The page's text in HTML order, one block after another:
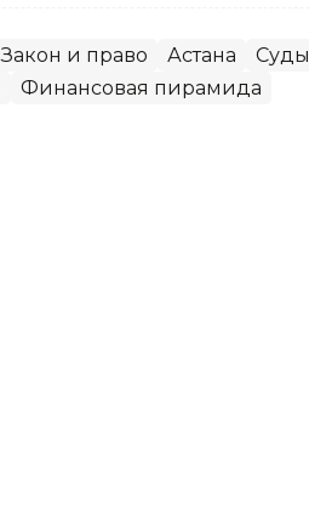
Закон и право Астана
Суды
Финансовая пирамида